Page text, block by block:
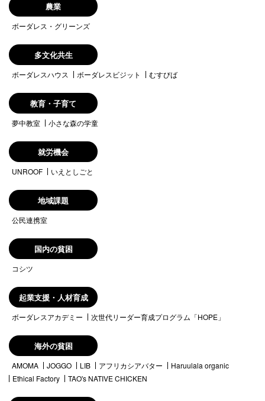
農業
ボーダレス・グリーンズ
多文化共生
ボーダレスハウス ボーダレスビジット むすびば
教育・子育て
夢中教室 小さな森の学童
就労機会
UNROOF いえとしごと
地域課題
公民連携室
国内の貧困
コシツ
起業支援・人材育成
ボーダレスアカデミー 次世代リーダー育成プログラム「HOPE」
海外の貧困
AMOMA JOGGO LIB アフリカシアバター
Haruulala organic
Ethical Factory
TAO's NATIVE CHICKEN